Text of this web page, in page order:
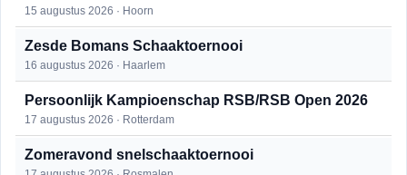
15 augustus 2026 · Hoorn
Zesde Bomans Schaaktoernooi
16 augustus 2026 · Haarlem
Persoonlijk Kampioenschap RSB/RSB Open 2026
17 augustus 2026 · Rotterdam
Zomeravond snelschaaktoernooi